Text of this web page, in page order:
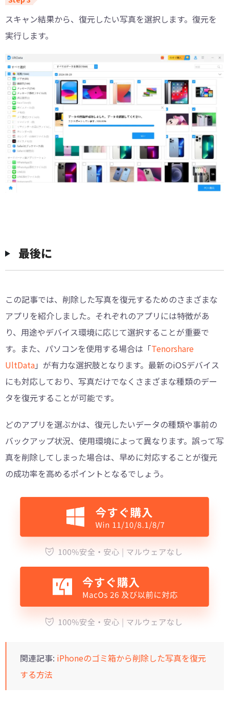
スキャン結果から、復元したい写真を選択します。復元を
実行します。
最後に
この記事では、削除した写真を復元するためのさまざまな
アプリを紹介しました。それぞれのアプリには特徴があ
り、用途やデバイス環境に応じて選択することが重要で
す。また、パソコンを使用する場合は「Tenorshare
UltData」が有力な選択肢となります。最新のiOSデバイス
にも対応しており、写真だけでなくさまざまな種類のデー
タを復元することが可能です。
どのアプリを選ぶかは、復元したいデータの種類や事前の
バックアップ状況、使用環境によって異なります。誤って写
真を削除してしまった場合は、早めに対応することが復元
の成功率を高めるポイントとなるでしょう。
関連記事: iPhoneのゴミ箱から削除した写真を復元
する方法